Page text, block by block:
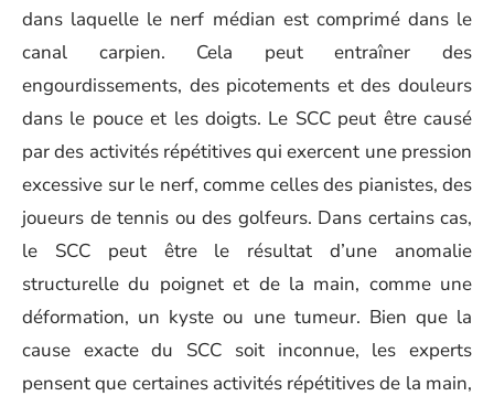
dans laquelle le nerf médian est comprimé dans le
canal carpien. Cela peut entraîner des
engourdissements, des picotements et des douleurs
dans le pouce et les doigts. Le SCC peut être causé
par des activités répétitives qui exercent une pression
excessive sur le nerf, comme celles des pianistes, des
joueurs de tennis ou des golfeurs. Dans certains cas,
le SCC peut être le résultat d’une anomalie
structurelle du poignet et de la main, comme une
déformation, un kyste ou une tumeur. Bien que la
cause exacte du SCC soit inconnue, les experts
pensent que certaines activités répétitives de la main,